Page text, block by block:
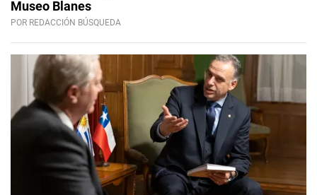
Museo Blanes
POR REDACCIÓN BÚSQUEDA